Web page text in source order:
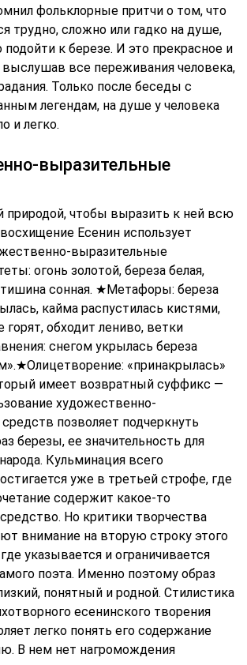
фольклорные притчи о том, что
трудно, сложно или гадко на душе,
подойти к березе. И это прекрасное и
все переживания человека,
Только после беседы с
легендам, на душе у человека
и легко.
выразительные
природой, чтобы выразить к ней всю
Есенин использует
выразительные
огонь золотой, береза белая,
сонная. ★Метафоры: береза
кайма распустилась кистями,
горят, обходит лениво, ветки
снегом укрылась береза
«принакрылась»
имеет возвратный суффикс —
художественно-
позволяет подчеркнуть
березы, ее значительность для
Кульминация всего
уже в третьей строфе, где
содержит какое-то
Но критики творчества
внимание на вторую строку этого
указывается и ограничивается
поэта. Именно поэтому образ
понятный и родной.Стилистика
есенинского творения
легко понять его содержание
В нем нет нагромождения